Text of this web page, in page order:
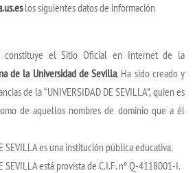
los siguientes datos de información
constituye el Sitio Oficial en Internet de la
de la Universidad de Sevilla. Ha sido creado y
de la “UNIVERSIDAD DE SEVILLA”, quien es
de aquellos nombres de dominio que a él
SEVILLA es una institución pública educativa.
SEVILLA está provista de C.I.F. nº Q-4118001-I.